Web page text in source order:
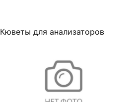
Кюветы для анализаторов